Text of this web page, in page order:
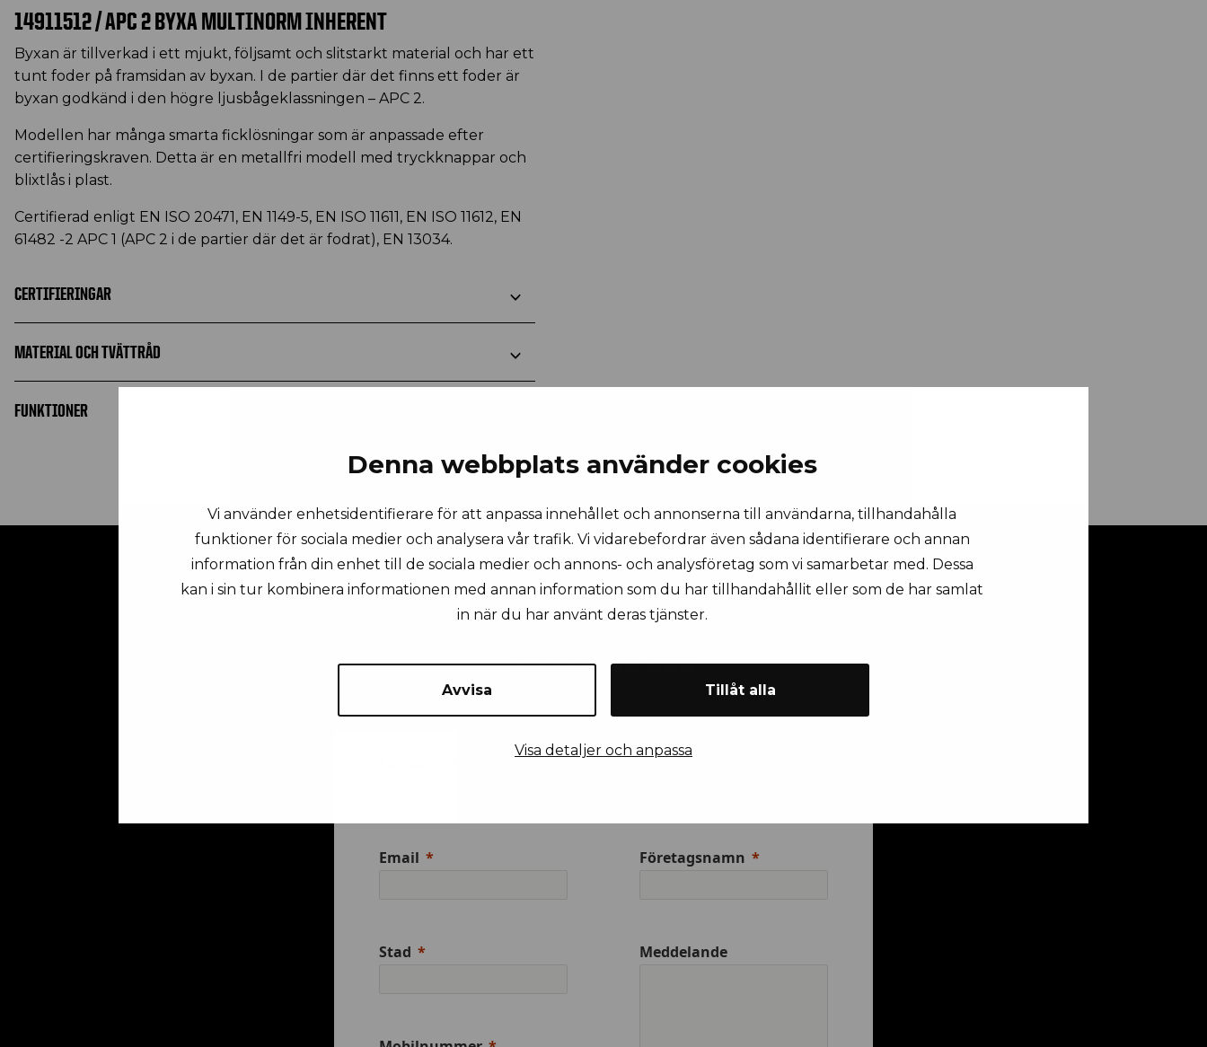
Denna webbplats använder cookies
Vi använder enhetsidentifierare för att anpassa innehållet och annonserna till användarna, tillhandahålla
funktioner för sociala medier och analysera vår trafik. Vi vidarebefordrar även sådana identifierare och annan
information från din enhet till de sociala medier och annons- och analysföretag som vi samarbetar med. Dessa
kan i sin tur kombinera informationen med annan information som du har tillhandahållit eller som de har samlat
in när du har använt deras tjänster.
Avvisa Tillåt alla
Visa detaljer och anpassa
14911512 / APC 2 BYXA MULTINORM INHERENT
Byxan är tillverkad i ett mjukt, följsamt och slitstarkt material och har ett
tunt foder på framsidan av byxan. I de partier där det finns ett foder är
byxan godkänd i den högre ljusbågeklassningen – APC 2.
Modellen har många smarta ficklösningar som är anpassade efter
certifieringskraven. Detta är en metallfri modell med tryckknappar och
blixtlås i plast.
Certifierad enligt EN ISO 20471, EN 1149-5, EN ISO 11611, EN ISO 11612, EN
61482 -2 APC 1 (APC 2 i de partier där det är fodrat), EN 13034.
CERTIFIERINGAR
MATERIAL OCH TVÄTTRÅD
FUNKTIONER
KONTAKTA OSS
Email
Stad
Efternamn
Företagsnamn
Meddelande